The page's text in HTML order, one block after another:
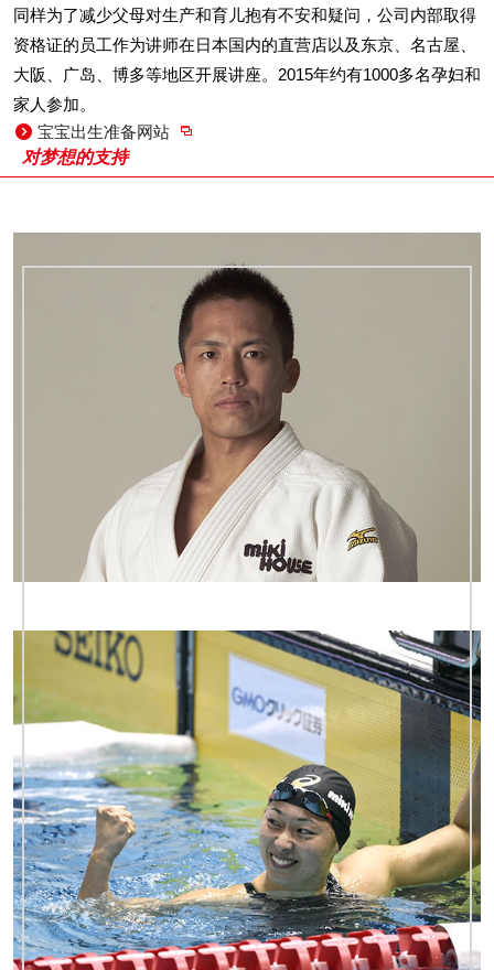
同样为了减少父母对生产和育儿抱有不安和疑问，公司内部取得
资格证的员工作为讲师在日本国内的直营店以及东京、名古屋、
大阪、广岛、博多等地区开展讲座。2015年约有1000多名孕妇和
家人参加。
宝宝出生准备网站
对梦想的支持